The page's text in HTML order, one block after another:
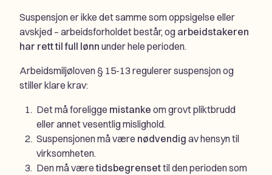
Suspensjon er ikke det samme som oppsigelse eller
avskjed – arbeidsforholdet består, og arbeidstakeren
har rett til full lønn under hele perioden.
Arbeidsmiljøloven § 15-13 regulerer suspensjon og
stiller klare krav:
Det må foreligge mistanke om grovt pliktbrudd
eller annet vesentlig mislighold.
Suspensjonen må være nødvendig av hensyn til
virksomheten.
Den må væretidsbegrensettil den perioden som